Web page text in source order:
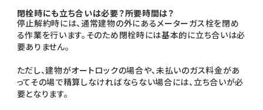
閉栓時にも立ち合いは必要？所要時間は？
停止解約時には、通常建物の外にあるメーターガス栓を閉め
る作業を行います。そのため閉栓時には基本的に立ち合いは必
要ありません。
ただし、建物がオートロックの場合や、未払いのガス料金があ
ってその場で精算しなければならない場合には、立ち合いが必
要となります。